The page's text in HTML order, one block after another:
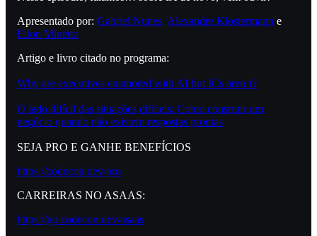
Apresentado por: Gabriel Nunes, Alexandre Klostermann e
Elton Minetto
Artigo e livro citado no programa:
Why are executives enamored with AI but ICs aren’t?
O lado difícil das situações difíceis: Como construir um
negócio quando não existem respostas prontas
SEJA PRO E GANHE BENEFÍCIOS
https://codecon.dev/pro
CARREIRAS NO ASAAS:
https://go.codecon.dev/asaas